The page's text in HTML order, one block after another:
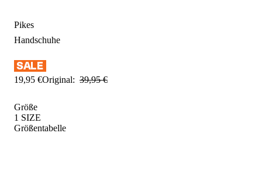
Pikes
Handschuhe
19,95 €Original: 39,95 €
Größe
1 SIZE
Größentabelle